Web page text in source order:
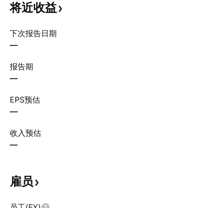
将近收益
下次报告日期
—
报告期
—
EPS预估
—
收入预估
—
雇员